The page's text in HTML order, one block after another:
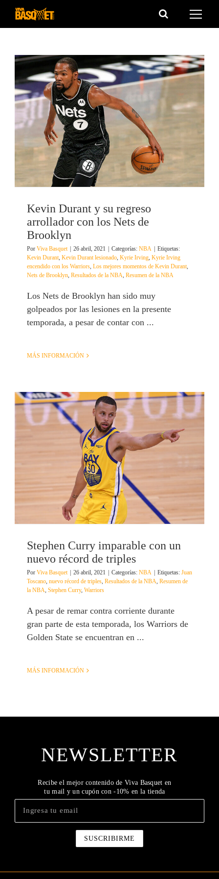
Saltar
Kevin Durant y su regreso
arrollador con los Nets de
Brooklyn
Por Viva Basquet 26 abril, 2021 Categorías: NBA
Etiquetas:
Kevin Durant, Kevin Durant lesionado, Kyrie Irving, Kyrie Irving
encendido con los Warriors, Los mejores momentos de Kevin Durant,
Nets de Brooklyn, Resultados de la NBA, Resumen de la NBA
Los Nets de Brooklyn han sido muy
golpeados por las lesiones en la presente
temporada, a pesar de contar con ...
MÁS INFORMACIÓN
Stephen Curry imparable con un
nuevo récord de triples
Por Viva Basquet 26 abril, 2021 Categorías: NBA Etiquetas: Juan
Toscano, nuevo récord de triples, Resultados de la NBA, Resumen de
la NBA, Stephen Curry, Warriors
A pesar de remar contra corriente durante
gran parte de esta temporada, los Warriors de
Golden State se encuentran en ...
MÁS INFORMACIÓN
NEWSLETTER
Recibe el mejor contenido de Viva Basquet en
tu mail y un cupón con -10% en la tienda